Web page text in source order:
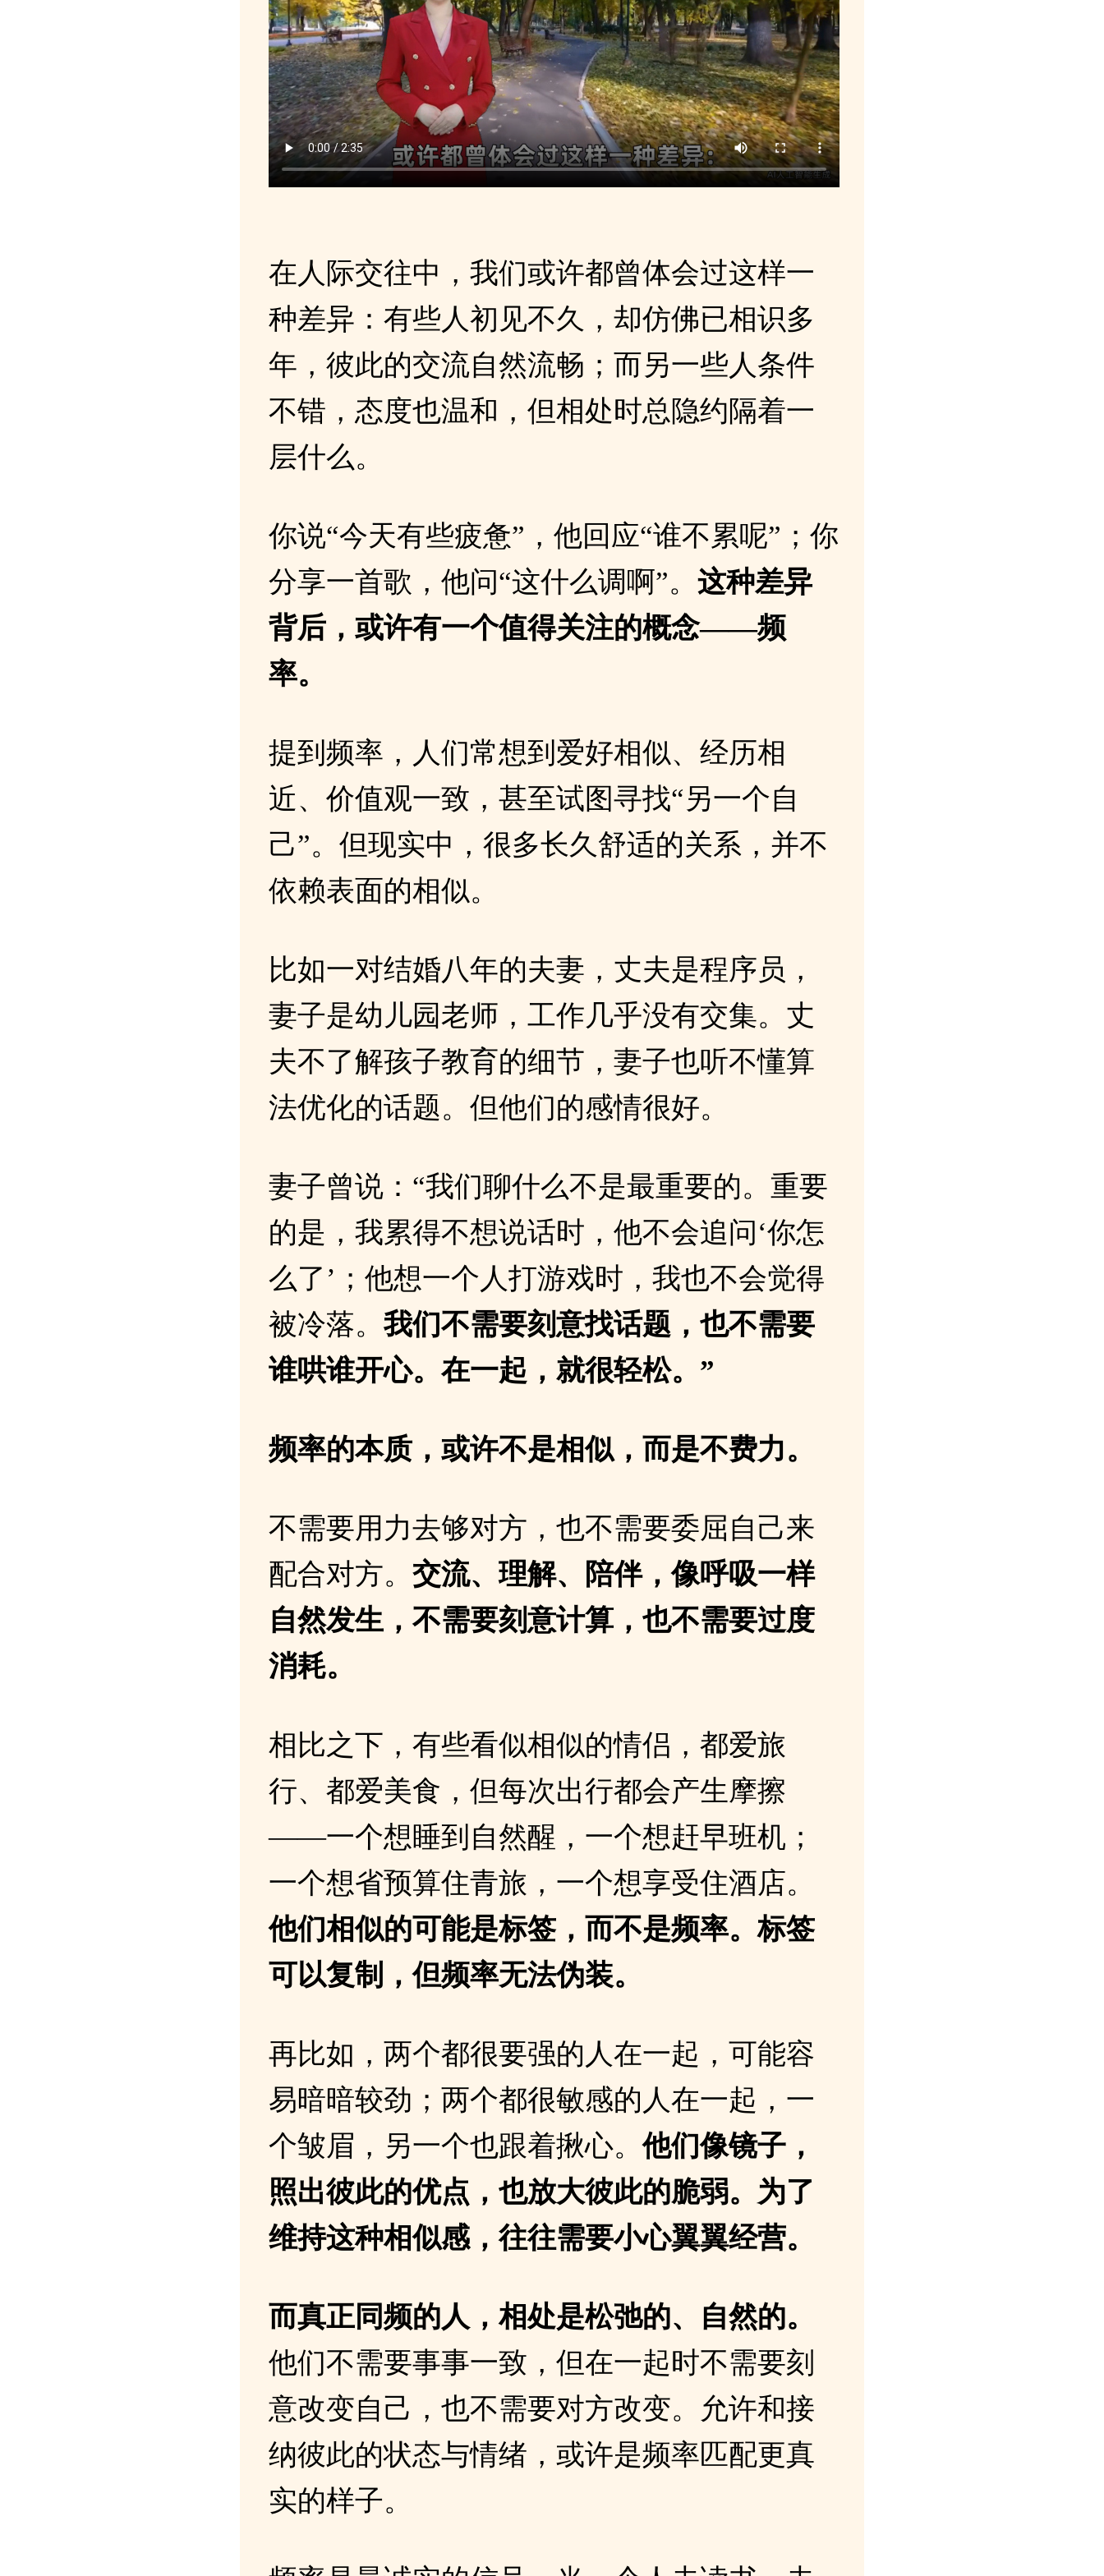
在人际交往中，我们或许都曾体会过这样一
种差异：有些人初见不久，却仿佛已相识多
年，彼此的交流自然流畅；而另一些人条件
不错，态度也温和，但相处时总隐约隔着一
层什么。
你说“今天有些疲惫”，他回应“谁不累呢”；你
分享一首歌，他问“这什么调啊”。 这种差异
背后，或许有一个值得关注的概念——频
率。
提到频率，人们常想到爱好相似、经历相
近、价值观一致，甚至试图寻找“另一个自
己”。但现实中，很多长久舒适的关系，并不
依赖表面的相似。
比如一对结婚八年的夫妻，丈夫是程序员，
妻子是幼儿园老师，工作几乎没有交集。丈
夫不了解孩子教育的细节，妻子也听不懂算
法优化的话题。但他们的感情很好。
妻子曾说：“我们聊什么不是最重要的。重要
的是，我累得不想说话时，他不会追问‘你怎
么了’；他想一个人打游戏时，我也不会觉得
被冷落。 我们不需要刻意找话题，也不需要
谁哄谁开心。在一起，就很轻松。”
频率的本质，或许不是相似，而是不费力。
不需要用力去够对方，也不需要委屈自己来
配合对方。 交流、理解、陪伴，像呼吸一样
自然发生，不需要刻意计算，也不需要过度
消耗。
相比之下，有些看似相似的情侣，都爱旅
行、都爱美食，但每次出行都会产生摩擦
——一个想睡到自然醒，一个想赶早班机；
一个想省预算住青旅，一个想享受住酒店。
他们相似的可能是标签，而不是频率。标签
可以复制，但频率无法伪装。
再比如，两个都很要强的人在一起，可能容
易暗暗较劲；两个都很敏感的人在一起，一
个皱眉，另一个也跟着揪心。他们像镜子，
照出彼此的优点，也放大彼此的脆弱。为了
维持这种相似感，往往需要小心翼翼经营。
而真正同频的人，相处是松弛的、自然的。
他们不需要事事一致，但在一起时不需要刻
意改变自己，也不需要对方改变。允许和接
纳彼此的状态与情绪，或许是频率匹配更真
实的样子。